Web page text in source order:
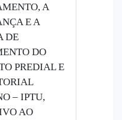
A
E A
DE
DO
PREDIAL E
– IPTU,
AO